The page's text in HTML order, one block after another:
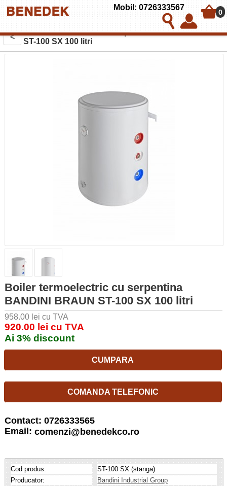
Mobil: 0726333567
0
<
Boiler termoelectric cu serpentina BANDINI BRAUN
ST-100 SX 100 litri
Boiler termoelectric cu serpentina
BANDINI BRAUN ST-100 SX 100 litri
958.00 lei cu TVA
920.00 lei cu TVA
Ai 3% discount
CUMPARA
COMANDA TELEFONIC
Contact: 0726333565
Email: comenzi@benedekco.ro
Cod produs:
ST-100 SX (stanga)
Producator:
Bandini Industrial Group